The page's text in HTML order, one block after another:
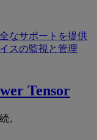
なサポートを提供
スの監視と管理
Tensor
。